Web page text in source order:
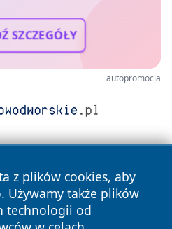
SZCZEGÓŁY
autopromocja
z plików cookies, aby
Używamy także plików
technologii od